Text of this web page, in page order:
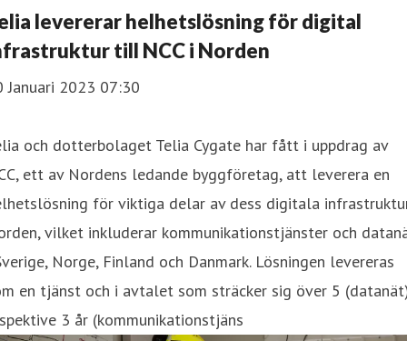
levererar helhetslösning för digital
till NCC i Norden
Januari 2023 07:30
och dotterbolaget Telia Cygate har fått i uppdrag av
ett av Nordens ledande byggföretag, att leverera en
för viktiga delar av dess digitala
vilket inkluderar kommunikationstjänster och
Norge, Finland och Danmark. Lösningen levereras
en tjänst och i avtalet som sträcker sig över 5
3 år (kommunikationstjäns